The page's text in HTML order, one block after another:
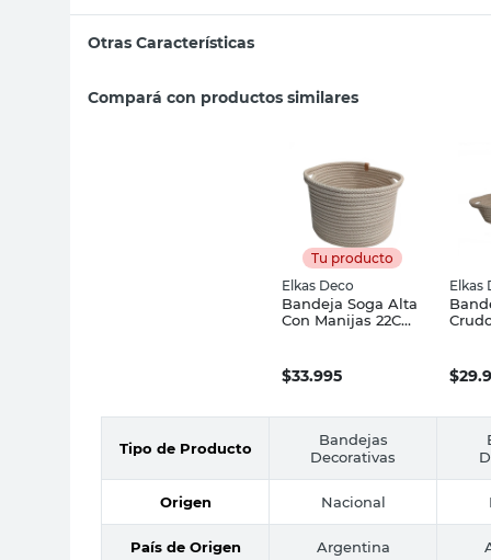
Otras Características
Compará con productos similares
Tu producto
Elkas Deco
Bandeja Soga Alta
Con Manijas 22Cm
$33.995
Elkas
$
Tipo de Producto
Bandejas
Decorativas
Origen Nacional
País de Origen Argentina